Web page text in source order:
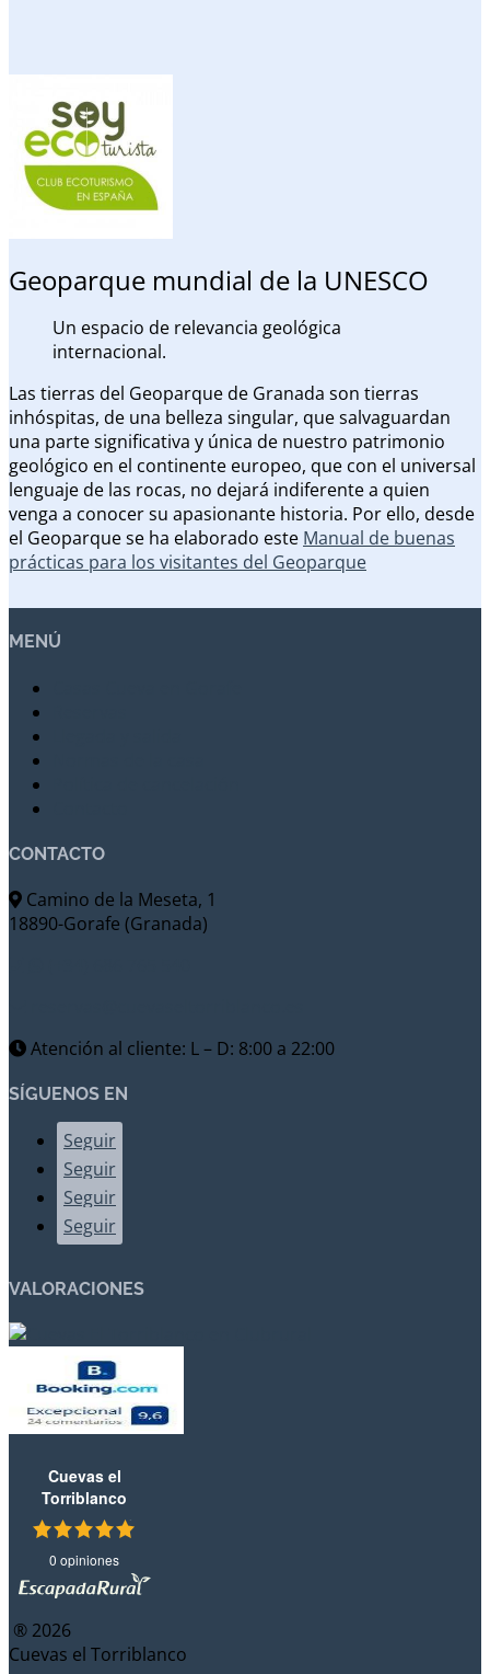
Geoparque mundial de la UNESCO
Un espacio de relevancia geológica
internacional.
Las tierras del Geoparque de Granada son tierras
inhóspitas, de una belleza singular, que salvaguardan
una parte significativa y única de nuestro patrimonio
geológico en el continente europeo, que con el universal
lenguaje de las rocas, no dejará indiferente a quien
venga a conocer su apasionante historia. Por ello, desde
el Geoparque se ha elaborado este Manual de buenas
prácticas para los visitantes del Geoparque
MENÚ
CONTACTO
Camino de la Meseta, 1
18890-Gorafe (Granada)
Atención al cliente: L – D: 8:00 a 22:00
SÍGUENOS EN
Seguir
Seguir
Seguir
Seguir
VALORACIONES
Cuevas el
Torriblanco
0 opiniones
® 2026
Cuevas el Torriblanco